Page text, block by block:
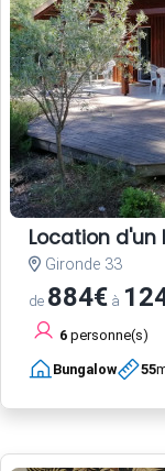
Location d'un
Gironde 33
de 884€ à
6 personne(s)
Bungalow 55